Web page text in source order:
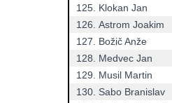
125. Klokan Jan
126. Astrom Joakim
127.
Božič Anže
128.
Medvec Jan
129.
Musil Martin
130. Sabo Branislav